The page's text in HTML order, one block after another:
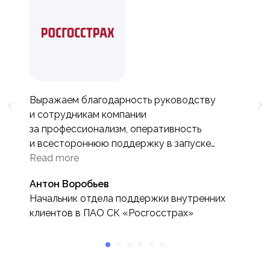
Выражаем благодарность руководству
и сотрудникам компании
за профессионализм, оперативность
и всестороннюю поддержку в запуске
проекта «База Знаний HiHub» на всех этапах
Read more
Антон Воробьев
Начальник отдела поддержки внутренних
клиентов в ПАО СК «Росгосстрах»